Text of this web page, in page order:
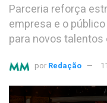
Parceria reforça
empresa e o
para novos
por Redação